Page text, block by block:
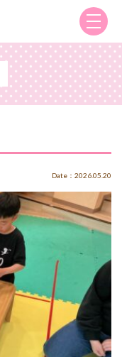
Date：2026.05.20